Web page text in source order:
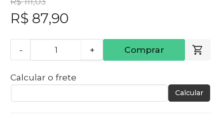
R$ 87,90
- + Comprar
Calcular o frete
Calcular